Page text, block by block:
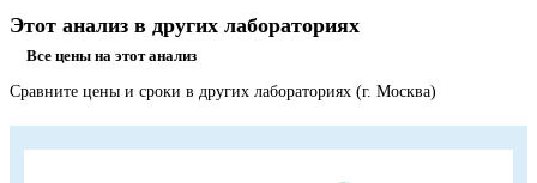
Этот анализ в других лабораториях
Все цены на этот анализ
Сравните цены и сроки в других лабораториях (г. Москва)